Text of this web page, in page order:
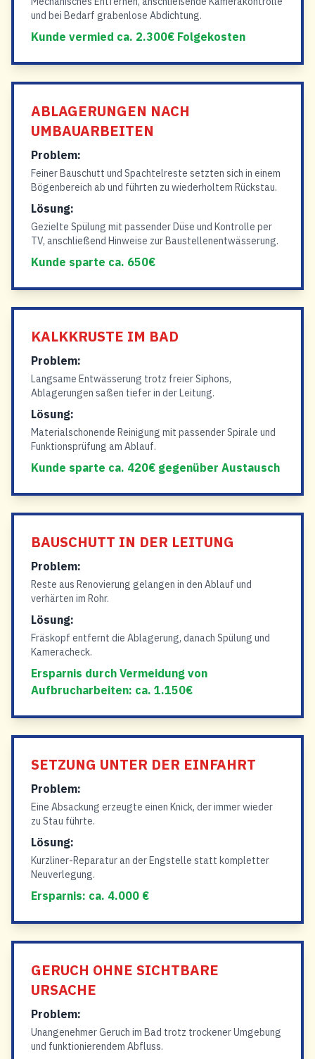
und bei Bedarf grabenlose Abdichtung.
Kunde vermied ca. 2.300€ Folgekosten
ABLAGERUNGEN NACH
UMBAUARBEITEN
Problem:
Feiner Bauschutt und Spachtelreste setzten sich in einem
Bögenbereich ab und führten zu wiederholtem Rückstau.
Lösung:
Gezielte Spülung mit passender Düse und Kontrolle per
TV, anschließend Hinweise zur Baustellenentwässerung.
Kunde sparte ca. 650€
KALKKRUSTE IM BAD
Problem:
Langsame Entwässerung trotz freier Siphons,
Ablagerungen saßen tiefer in der Leitung.
Lösung:
Materialschonende Reinigung mit passender Spirale und
Funktionsprüfung am Ablauf.
Kunde sparte ca. 420€ gegenüber Austausch
BAUSCHUTT IN DER LEITUNG
Problem:
Reste aus Renovierung gelangen in den Ablauf und
verhärten im Rohr.
Lösung:
Fräskopf entfernt die Ablagerung, danach Spülung und
Kameracheck.
Ersparnis durch Vermeidung von
Aufbrucharbeiten: ca. 1.150€
SETZUNG UNTER DER EINFAHRT
Problem:
Eine Absackung erzeugte einen Knick, der immer wieder
zu Stau führte.
Lösung:
Kurzliner-Reparatur an der Engstelle statt kompletter
Neuverlegung.
Ersparnis: ca. 4.000 €
GERUCH OHNE SICHTBARE
URSACHE
Problem:
Unangenehmer Geruch im Bad trotz trockener Umgebung
und funktionierendem Abfluss.